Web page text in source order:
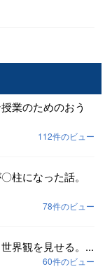
業のためのおう
112件のビュー
柱になった話。
78件のビュー
界観を見せる。...
60件のビュー